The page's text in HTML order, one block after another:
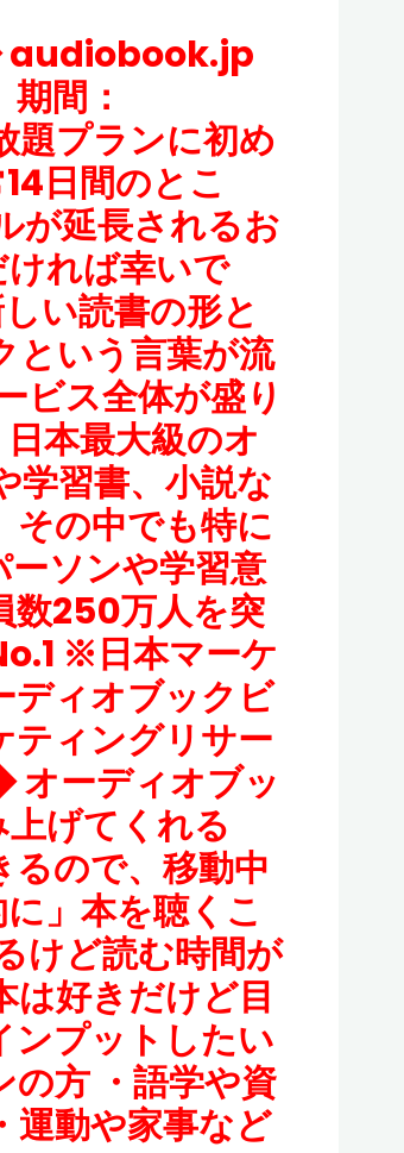
audiobook.jp
間：
題プランに初め
日間のとこ
が延長されるお
れば幸いで
い読書の形と
という言葉が流
ビス全体が盛り
本最大級のオ
学習書、小説な
その中でも特に
ソンや学習意
数250万人を突
※日本マーケ
ディオブックビ
ティングリサー
オーディオブッ
げてくれる
るので、移動中
」本を聴くこ
けど読む時間が
は好きだけど目
ンプットしたい
方 ・語学や資
運動や家事など